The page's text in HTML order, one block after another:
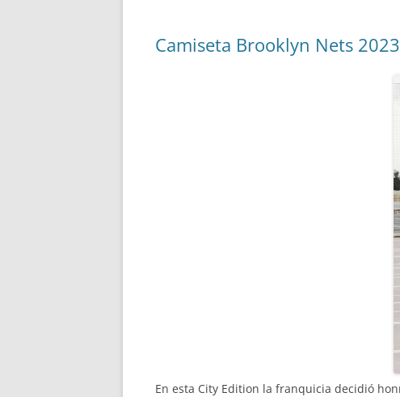
Camiseta Brooklyn Nets
En esta City Edition la franquicia decidió